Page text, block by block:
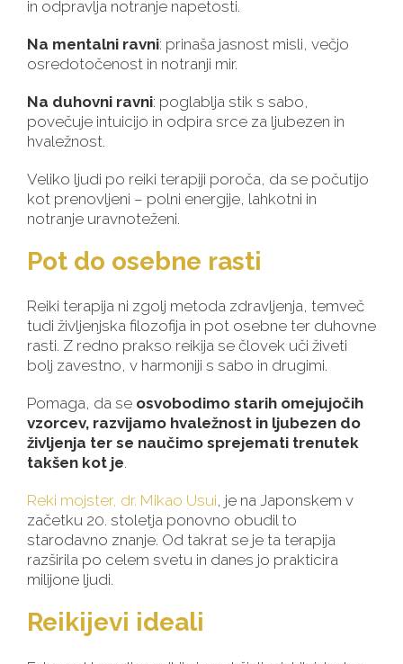
in odpravlja notranje napetosti.
Na mentalni ravni: prinaša jasnost misli, večjo
osredotočenost in notranji mir.
Na duhovni ravni: poglablja stik s sabo,
povečuje intuicijo in odpira srce za ljubezen in
hvaležnost.
Veliko ljudi po reiki terapiji poroča, da se počutijo
kot prenovljeni – polni energije, lahkotni in
notranje uravnoteženi.
Pot do osebne rasti
Reiki terapija ni zgolj metoda zdravljenja, temveč
tudi življenjska filozofija in pot osebne ter duhovne
rasti. Z redno prakso reikija se človek uči živeti
bolj zavestno, v harmoniji s sabo in drugimi.
Pomaga, da se osvobodimo starih omejujočih
vzorcev, razvijamo hvaležnost in ljubezen do
življenja ter se naučimo sprejemati trenutek
takšen kot je.
Reki mojster, dr. Mikao Usui, je na Japonskem v
začetku 20. stoletja ponovno obudil to
starodavno znanje. Od takrat se je ta terapija
razširila po celem svetu in danes jo prakticira
milijone ljudi.
Reikijevi ideali